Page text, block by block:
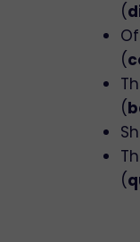
(
(
(
(